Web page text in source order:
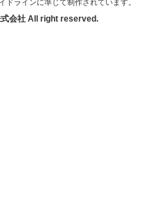
ドラインに準じて制作されています。
会社 All right reserved.